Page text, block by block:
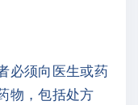
必须向医生或药
物，包括处方